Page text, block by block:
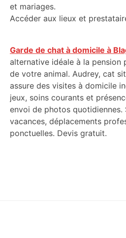
et mariages.
Accéder aux lieux et
Garde de chat à domicile à
alternative idéale à la pension
de votre animal. Audrey, cat
assure des visites à domicile
jeux, soins courants et
envoi de photos quotidiennes.
vacances, déplacements
ponctuelles. Devis gratuit.